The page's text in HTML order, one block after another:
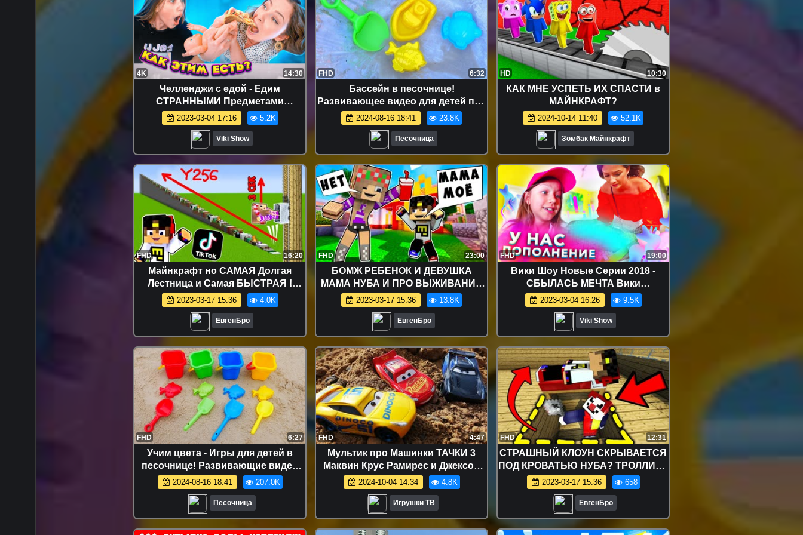
4K 14:30
Челленджи с едой - Едим
СТРАННЫМИ Предметами
Челлендж с мамой / Вики Шоу
2023-03-04 17:16 5.2K
Viki Show
FHD 6:32
Бассейн в песочнице!
Развивающее видео для детей про
машинки и песок
2024-08-16 18:41 23.8K
Песочница
HD 10:30
КАК МНЕ УСПЕТЬ ИХ СПАСТИ в
МАЙНКРАФТ?
2024-10-14 11:40 52.1K
Зомбак Майнкрафт
FHD 16:20
Майнкрафт но САМАЯ Долгая
Лестница и Самая БЫСТРАЯ !
Девушка НУБ И ПРО Видео
Троллинг Minecraft
2023-03-17 15:36 4.0K
ЕвгенБро
FHD 23:00
БОМЖ РЕБЕНОК И ДЕВУШКА
МАМА НУБА И ПРО ВЫЖИВАНИЕ
БОМЖА! МАЙНКРАФТ В
РЕАЛЬНОЙ ЖИЗНИ ВИДЕО
ТРОЛЛИНГ
2023-03-17 15:36 13.8K
ЕвгенБро
FHD 19:00
Вики Шоу Новые Серии 2018 -
СБЫЛАСЬ МЕЧТА Вики
ПОПОЛНЕНИЕ в Нашей Семье
Посоветуйте Как Его Назвать?
Влог / Вики Шоу
2023-03-04 16:26 9.5K
Viki Show
FHD 6:27
Учим цвета - Игры для детей в
песочнице! Развивающие видео
для малышей
2024-08-16 18:41 207.0K
Песочница
FHD 4:47
Мультик про Машинки ТАЧКИ 3
Маквин Крус Рамирес и Джексон
Шторм Гонки по бездорожью
Машинки Тачки 3
2024-10-04 14:34 4.8K
Игрушки ТВ
FHD 12:31
СТРАШНЫЙ КЛОУН СКРЫВАЕТСЯ
ПОД КРОВАТЬЮ НУБА? ТРОЛЛИНГ
В МАЙНКРАФТЕ видео выживание
2023-03-17 15:36 658
ЕвгенБро